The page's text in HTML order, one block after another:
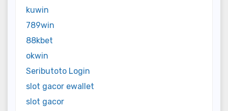
kuwin
789win
88kbet
okwin
Seributoto Login
slot gacor ewallet
slot gacor